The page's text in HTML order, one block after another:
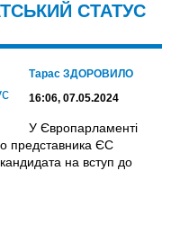
СТАТУС
Тарас ЗДОРОВИЛО
16:06, 07.05.2024
У Європарламенті
представника ЄС
на вступ до